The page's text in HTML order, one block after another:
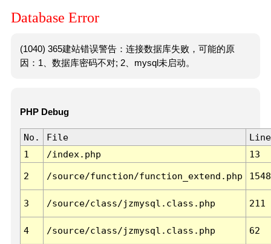
Database Error
(1040) 365建站错误警告：连接数据库失败，可能的原
因：1、数据库密码不对; 2、mysql未启动。
PHP Debug
No. File
Line
1
/index.php 13
2 /source/function/function_extend.php 1548
3 /source/class/jzmysql.class.php 211
4 /source/class/jzmysql.class.php 62